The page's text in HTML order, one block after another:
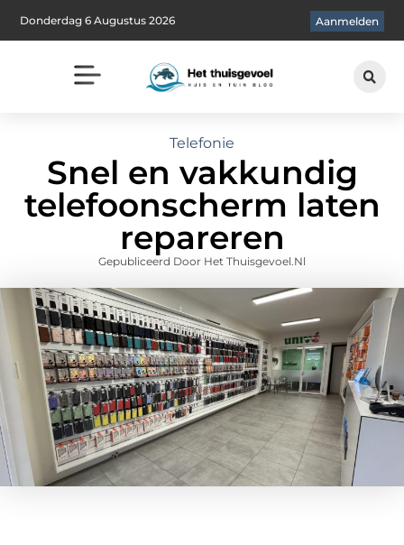
Donderdag 6 Augustus 2026 Aanmelden
Telefonie
Snel en vakkundig
telefoonscherm laten
repareren
Gepubliceerd Door Het Thuisgevoel.nl